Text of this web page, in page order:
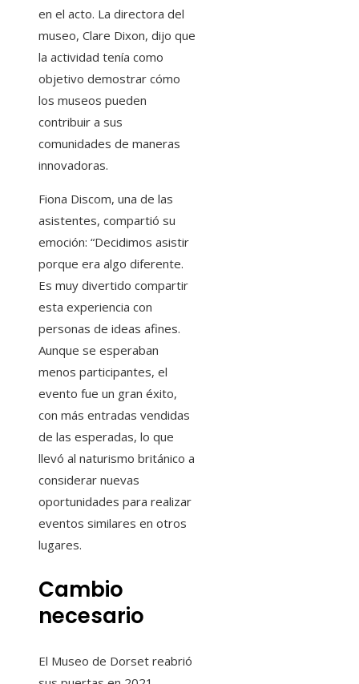
en el acto. La directora del
museo, Clare Dixon, dijo que
la actividad tenía como
objetivo demostrar cómo
los museos pueden
contribuir a sus
comunidades de maneras
innovadoras.
Fiona Discom, una de las
asistentes, compartió su
emoción: “Decidimos asistir
porque era algo diferente.
Es muy divertido compartir
esta experiencia con
personas de ideas afines.
Aunque se esperaban
menos participantes, el
evento fue un gran éxito,
con más entradas vendidas
de las esperadas, lo que
llevó al naturismo británico a
considerar nuevas
oportunidades para realizar
eventos similares en otros
lugares.
Cambio
necesario
El Museo de Dorset reabrió